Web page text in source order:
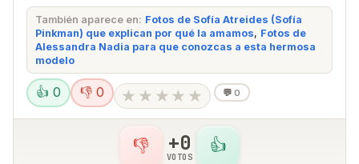
También aparece en: Fotos de Sofía Atreides (Sofía
Pinkman) que explican por qué la amamos, Fotos de
Alessandra Nadia para que conozcas a esta hermosa
modelo
👍 0 👎 0 ★ ★ ★ ★ ★ 💬 0
👍
+0
VOTOS
👎